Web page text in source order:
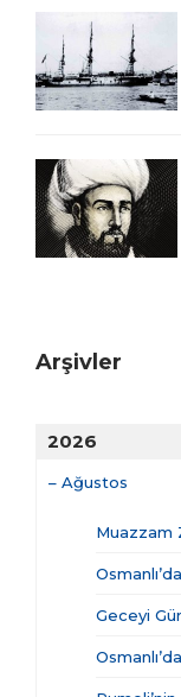
Arşivler
2026
– Ağustos
Muazzam
Geceyi